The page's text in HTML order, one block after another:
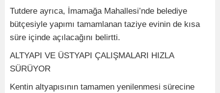
Tutdere ayrıca, İmamağa Mahallesi’nde belediye
bütçesiyle yapımı tamamlanan taziye evinin de kısa
süre içinde açılacağını belirtti.
ALTYAPI VE ÜSTYAPI ÇALIŞMALARI HIZLA
SÜRÜYOR
Kentin altyapısının tamamen yenilenmesi sürecine